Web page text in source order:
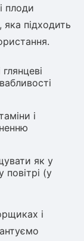
плоди
підходить
і
як у
повітрі (у
і